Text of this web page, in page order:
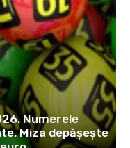
Numerele
Miza depășește